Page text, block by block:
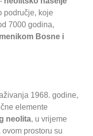
područje, koje
7000 godina,
Bosne i
1968. godine,
elemente
neolita, u vrijeme
ovom prostoru su